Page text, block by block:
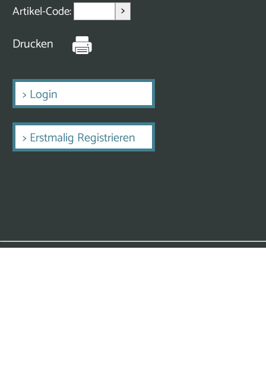
Artikel-Code: >
Drucken
> Login
> Erstmalig Registrieren